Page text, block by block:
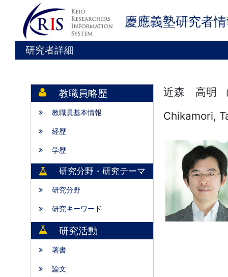
慶應義塾研究者
研究者詳細
教職員略歴
教職員基本情報
経歴
学歴
研究分野・研究テーマ
研究分野
研究キーワード
研究活動
著書
論文
近森 高明
Chikamori,